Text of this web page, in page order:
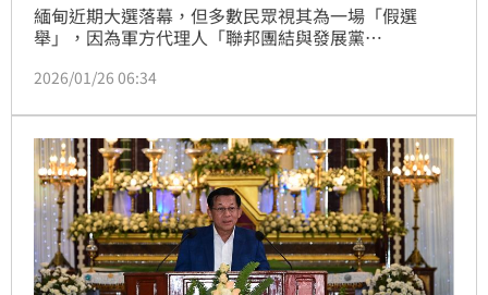
緬甸近期大選落幕，但多數民眾視其為一場「假選
舉」，因為軍方代理人「聯邦團結與發展黨
懼怕軍政府報復而被迫投票，對選舉結果不抱任何期
蘇姬，並持續以暴力鎮壓異議，導致全國性武裝衝突與
嚴重人權危機。聯合國、西方國家及歐盟均拒絕承認此
次選舉的合法性，僅軍方盟友中國表態支持。這場缺乏
公信力的投票，不僅凸顯緬甸民主進程的倒退，也讓人
民生活在恐懼與經濟困境中，基本民生物資價格飆漲，
社會瀰漫不安氛圍。
2026/01/26 06:34